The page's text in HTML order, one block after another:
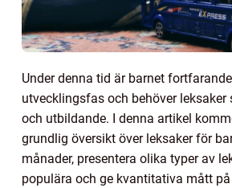
Under denna tid är barnet
utvecklingsfas och behöver leksaker
och utbildande. I denna artikel
grundlig översikt över leksaker för
månader, presentera olika typer av
populära och ge kvantitativa mått